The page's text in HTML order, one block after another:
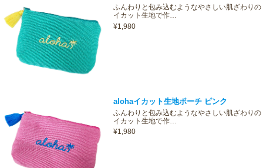
ふんわりと包み込むようなやさしい肌ざわりの
イカット生地で作…
¥1,980
alohaイカット生地ポーチ ピンク
ふんわりと包み込むようなやさしい肌ざわりの
イカット生地で作…
¥1,980